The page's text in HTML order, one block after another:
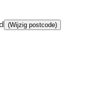
(Wijzig postcode)